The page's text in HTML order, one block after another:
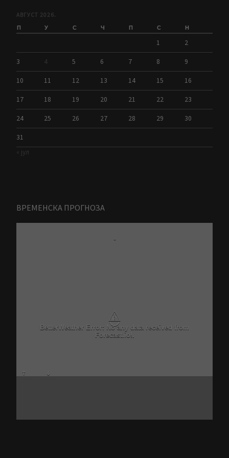
АВГУСТ 2026.
П У С Ч П С Н
1 2
3 4 5 6 7 8 9
10 11 12 13 14 15 16
17 18 19 20 21 22 23
24 25 26 27 28 29 30
31
« јул
ВРЕМЕНСКА ПРОГНОЗА
-
⚠
BetterWeather Error: No any data received from
Forecast.io!.